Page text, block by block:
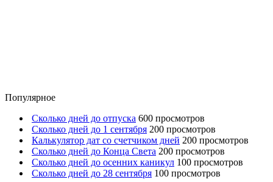
Популярное
Сколько дней до отпуска 600 просмотров
Сколько дней до 1 сентября 200 просмотров
Калькулятор дат со счетчиком дней 200 просмотров
Сколько дней до Конца Света 200 просмотров
Сколько дней до осенних каникул 100 просмотров
Сколько дней до 28 сентября 100 просмотров